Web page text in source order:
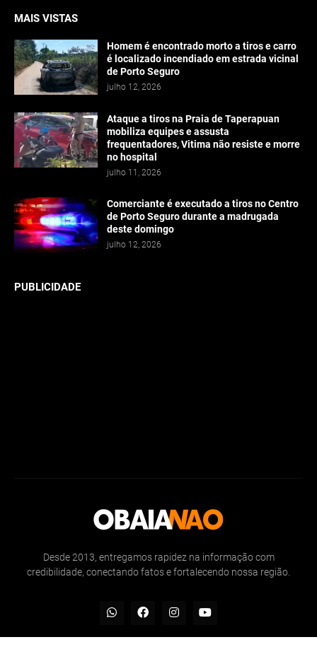
MAIS VISTAS
Homem é encontrado morto a tiros e carro
é localizado incendiado em estrada vicinal
de Porto Seguro
julho 12, 2026
Ataque a tiros na Praia de Taperapuan
mobiliza equipes e assusta
frequentadores, Vitima não resiste e morre
no hospital
julho 11, 2026
Comerciante é executado a tiros no Centro
de Porto Seguro durante a madrugada
deste domingo
julho 12, 2026
PUBLICIDADE
Desde 2013, entregamos rapidez na informação com
credibilidade, conectando fatos e fortalecendo nossa região.